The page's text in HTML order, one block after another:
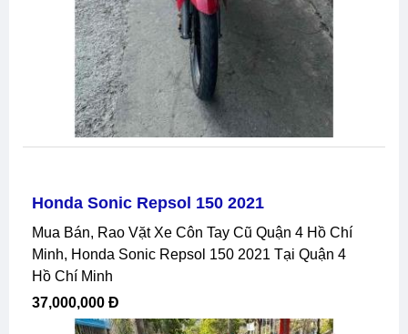
Honda Sonic Repsol 150 2021
Mua Bán, Rao Vặt Xe Côn Tay Cũ Quận 4 Hồ Chí
Minh, Honda Sonic Repsol 150 2021 Tại Quận 4
Hồ Chí Minh
37,000,000 Đ